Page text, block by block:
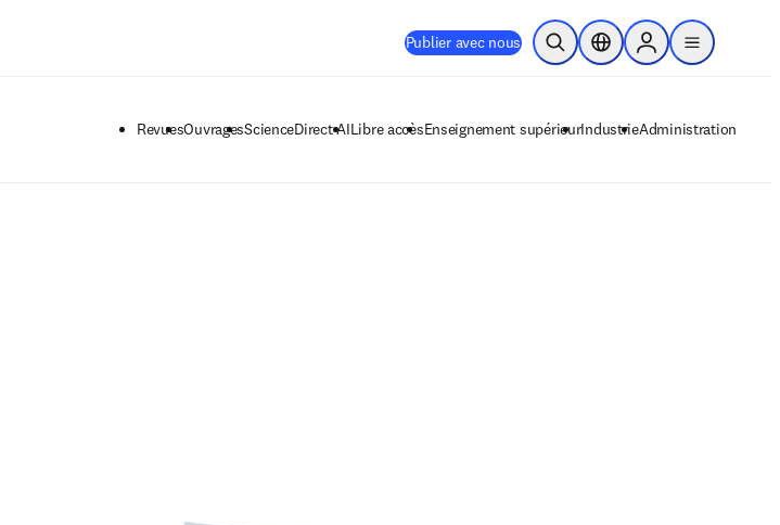
Publier avec nous Ouvrir la recherche
Sélecteur de localisation
Sign in to products
menu
RevuesOuvragesScienceDirect AILibre accèsEnseignement supérieurIndustrieAdministration